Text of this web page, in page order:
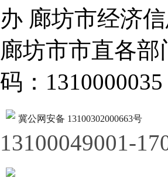
办 廊坊市经济
廊坊市市直各
码：1310000035
冀公网安备 13100302000663号
13100049001-